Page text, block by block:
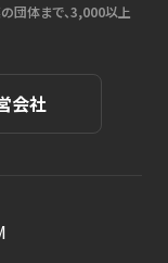
団体まで、3,000以上
会社